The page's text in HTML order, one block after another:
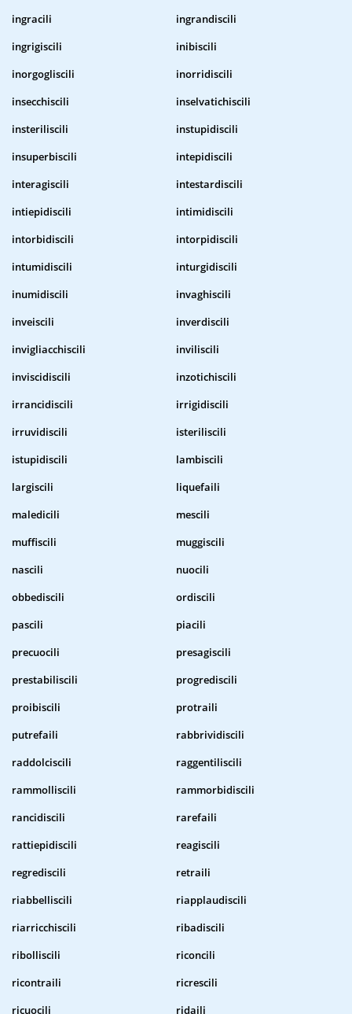
ingracili
ingrandiscili
ingrigiscili
inibiscili
inorgogliscili
inorridiscili
insecchiscili
inselvatichiscili
insteriliscili
instupidiscili
insuperbiscili
intepidiscili
interagiscili
intestardiscili
intiepidiscili
intimidiscili
intorbidiscili
intorpidiscili
intumidiscili
inturgidiscili
inumidiscili
invaghiscili
inveiscili
inverdiscili
invigliacchiscili
inviliscili
inviscidiscili
inzotichiscili
irrancidiscili
irrigidiscili
irruvidiscili
isteriliscili
istupidiscili
lambiscili
largiscili
liquefaili
maledicili
mescili
muffiscili
muggiscili
nascili
nuocili
obbediscili
ordiscili
pascili
piacili
precuocili
presagiscili
prestabiliscili
progrediscili
proibiscili
protraili
putrefaili
rabbrividiscili
raddolciscili
raggentiliscili
rammolliscili
rammorbidiscili
rancidiscili
rarefaili
rattiepidiscili
reagiscili
regrediscili
retraili
riabbelliscili
riapplaudiscili
riarricchiscili
ribadiscili
ribolliscili
riconcili
ricontraili
ricrescili
ricuocili
ridaili